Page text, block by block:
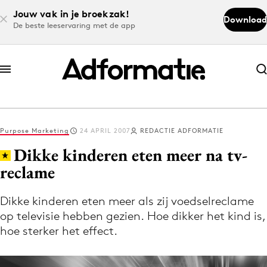
Jouw vak in je broekzak!
De beste leeservaring met de app
Download
Abonneer nu
Abonneer nu
Log in
Volg het laatste nieuws via de Adformatie
Nieuws app
Purpose Marketing 24 APRIL 2007 REDACTIE ADFORMATIE
Dikke kinderen eten meer na tv-
reclame
Dikke kinderen eten meer als zij voedselreclame
op televisie hebben gezien. Hoe dikker het kind is,
hoe sterker het effect.